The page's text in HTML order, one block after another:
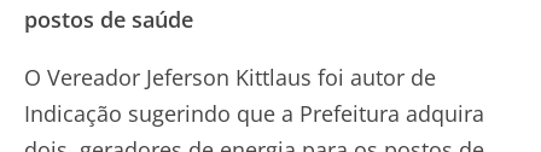
postos de saúde
O Vereador Jeferson Kittlaus foi autor de
Indicação sugerindo que a Prefeitura adquira